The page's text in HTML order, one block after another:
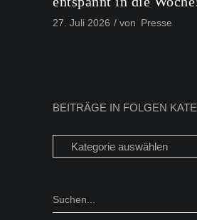
27. Juli 2026 von Presse
BEITRÄGE IN FOLGEN
Beiträge
in
Kategorien
Search